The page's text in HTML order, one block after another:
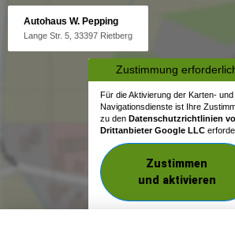
Autohaus W. Pepping
Lange Str. 5, 33397 Rietberg
Zustimmung
Für die Aktivierung der Karten- und
Navigationsdienste ist Ihre
zu den Datenschutzrichtlinien
Drittanbieter Google LLC
Zustimmen
und aktivieren